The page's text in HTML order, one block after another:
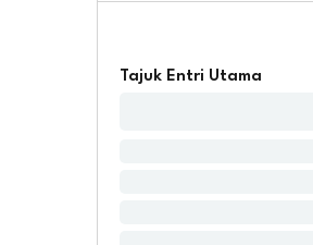
Tajuk Entri Utama